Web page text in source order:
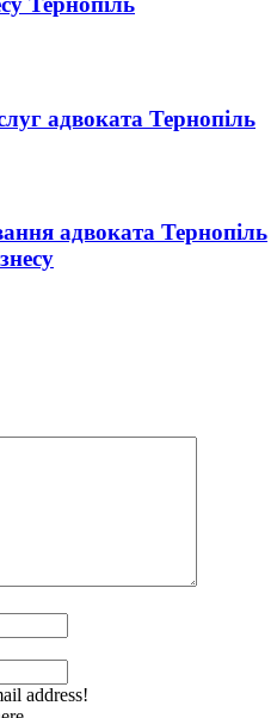
адвоката Тернопіль
адвоката Тернопіль
address!